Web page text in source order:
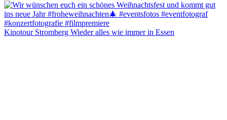
Kinotour Stromberg Wieder alles wie immer in Essen